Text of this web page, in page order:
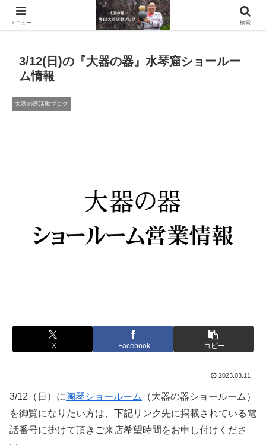
滋賀県の信楽で水琴窟や水鉢などの陶器を作っています。
3/12(日)の『大器の器』水琴窟ショールー
ム情報
大器の器活動ブログ
X Facebook コピー
2023.03.11
3/12（日）に 陶琴ショールーム
（大器の器ショールーム）
を御覧になりたい方は、下記リンク先に掲載されている電
話番号に掛けて頂きご来店希望時間をお申し付けくださ
メニュー 検索